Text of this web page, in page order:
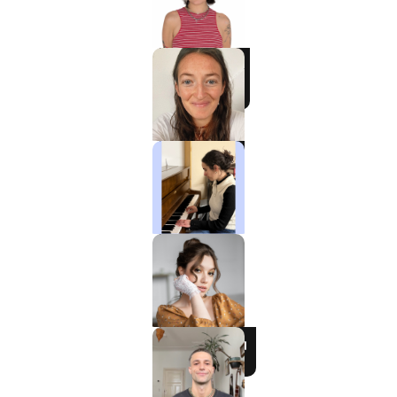
Charlotte
Klavier / Piano /
Flügel
Tali
Klavier / Piano /
Flügel
Ela
Gesang / Vocal
Alexandra
Gesang / Vocal